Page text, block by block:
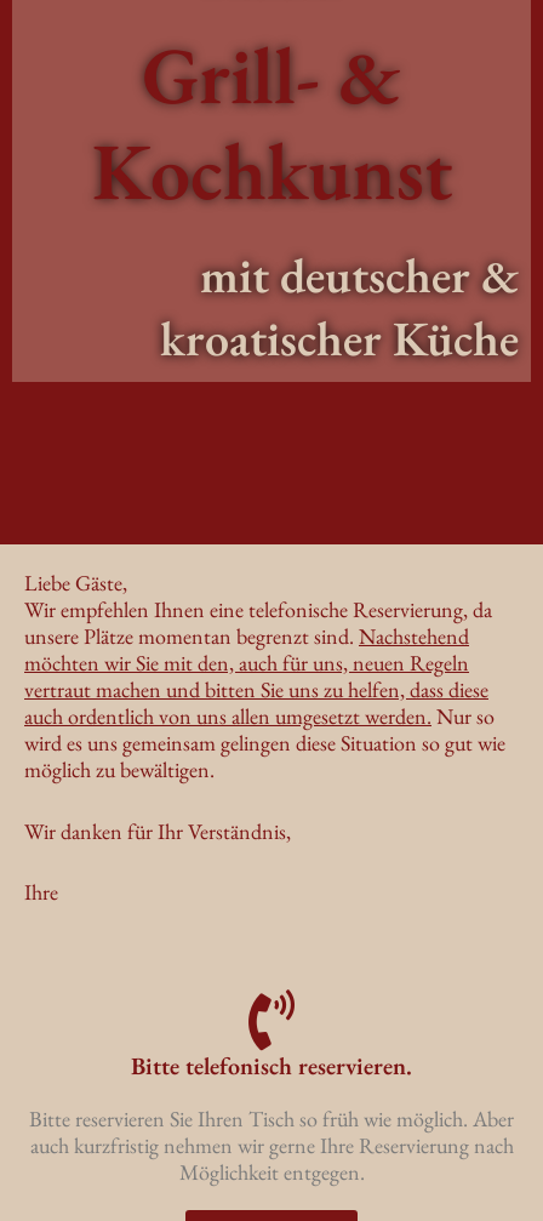
Grill- &
Kochkunst
mit deutscher &
kroatischer Küche
Liebe Gäste,
Wir empfehlen Ihnen einetelefonische Reservierung, da
unsere Plätze momentan begrenzt sind. Nachstehend
möchten wir Sie mit den, auch für uns, neuen Regeln
vertraut machen und bitten Sie uns zu helfen, dass diese
auch ordentlich von uns allen umgesetzt werden. Nur so
wird es uns gemeinsam gelingen diese Situation so gut wie
möglich zu bewältigen.
Wir danken für Ihr Verständnis,
Ihre
Bitte telefonisch reservieren.
Bitte reservieren Sie Ihren Tisch so früh wie möglich. Aber
auch kurzfristig nehmen wir gerne Ihre Reservierung nach
Möglichkeit entgegen.